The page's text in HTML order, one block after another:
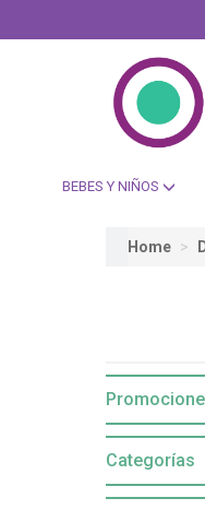
BEBES Y NIÑOS
Home
Categorías